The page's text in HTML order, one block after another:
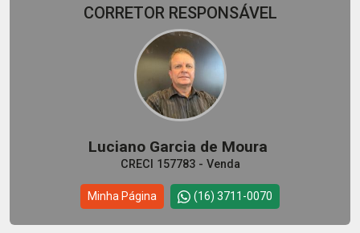
CORRETOR RESPONSÁVEL
Luciano Garcia de Moura
CRECI 157783 - Venda
Minha Página (16) 3711-0070